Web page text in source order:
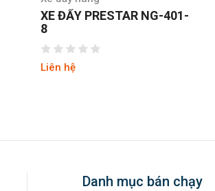
XE ĐẨY PRESTAR NG401-
6
Liên hệ
Danh mục bán chạy